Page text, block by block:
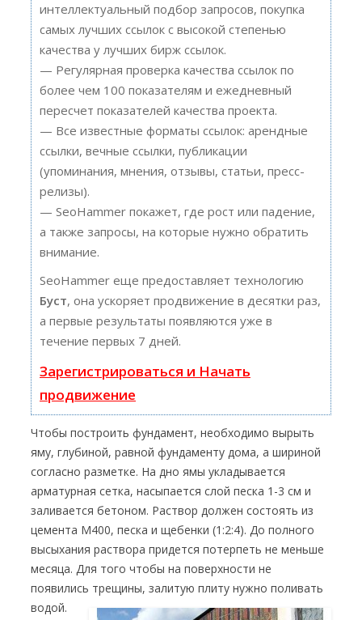
интеллектуальный подбор запросов, покупка
самых лучших ссылок с высокой степенью
качества у лучших бирж ссылок.
— Регулярная проверка качества ссылок по
более чем 100 показателям и ежедневный
пересчет показателей качества проекта.
— Все известные форматы ссылок: арендные
ссылки, вечные ссылки, публикации
(упоминания, мнения, отзывы, статьи, пресс-
релизы).
— SeoHammer покажет, где рост или падение,
а также запросы, на которые нужно обратить
внимание.
SeoHammer еще предоставляет технологию
Буст, она ускоряет продвижение в десятки раз,
а первые результаты появляются уже в
течение первых 7 дней.
Зарегистрироваться и Начать
продвижение
Чтобы построить фундамент, необходимо вырыть
яму, глубиной, равной фундаменту дома, а шириной
согласно разметке. На дно ямы укладывается
арматурная сетка, насыпается слой песка 1-3 см и
заливается бетоном. Раствор должен состоять из
цемента М400, песка и щебенки (1:2:4). До полного
высыхания раствора придется потерпеть не меньше
месяца. Для того чтобы на поверхности не
появились трещины, залитую плиту нужно поливать
водой.